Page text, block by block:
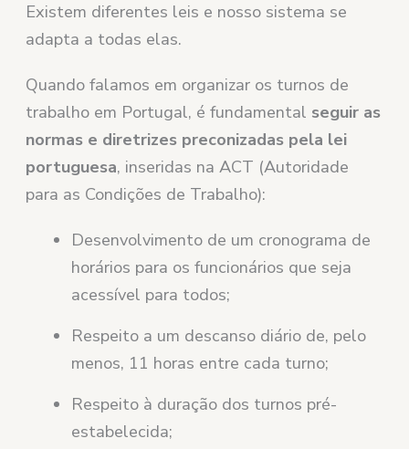
Existem diferentes leis e nosso sistema se
adapta a todas elas.
Quando falamos em organizar os turnos de
trabalho em Portugal, é fundamental seguir as
normas e diretrizes preconizadas pela lei
portuguesa, inseridas na ACT (Autoridade
para as Condições de Trabalho):
Desenvolvimento de um cronograma de
horários para os funcionários que seja
acessível para todos;
Respeito a um descanso diário de, pelo
menos, 11 horas entre cada turno;
Respeito à duração dos turnos pré-
estabelecida;